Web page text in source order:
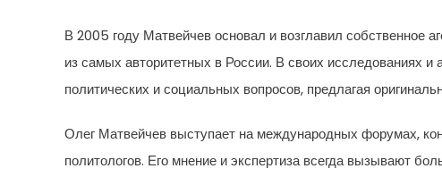
В 2005 году Матвейчев основал и возглавил собственное
из самых авторитетных в России. В своих исследованиях
политических и социальных вопросов, предлагая
Олег Матвейчев выступает на международных форумах,
политологов. Его мнение и экспертиза всегда вызывают